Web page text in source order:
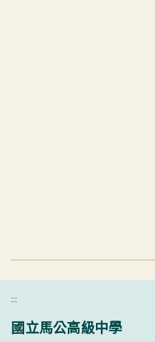
:::
國立馬公高級中學